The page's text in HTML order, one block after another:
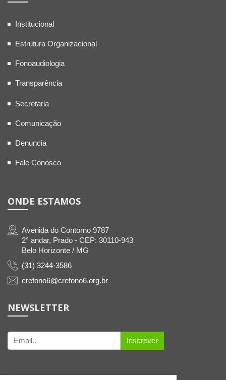
Institucional
Estrutura Organizacional
Fonoaudiologia
Transparência
Secretaria
Comunicação
Denuncia
Fale Conosco
ONDE ESTAMOS
Avenida do Contorno 9787
2° andar, Prado - CEP: 30110-943
Belo Horizonte / MG
(31) 3244-3586
crefono6@crefono6.org.br
NEWSLETTER
Inscrever